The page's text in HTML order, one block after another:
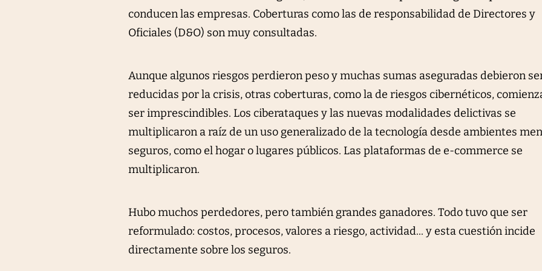
conducen las empresas. Coberturas como las de responsabilidad de Directores y
Oficiales (D&O) son muy consultadas.
Aunque algunos riesgos perdieron peso y muchas sumas aseguradas debieron
reducidas por la crisis, otras coberturas, como la de riesgos cibernéticos,
ser imprescindibles. Los ciberataques y las nuevas modalidades delictivas se
multiplicaron a raíz de un uso generalizado de la tecnología desde ambientes
seguros, como el hogar o lugares públicos. Las plataformas de e-commerce se
multiplicaron.
Hubo muchos perdedores, pero también grandes ganadores. Todo tuvo que ser
reformulado: costos, procesos, valores a riesgo, actividad... y esta cuestión incide
directamente sobre los seguros.